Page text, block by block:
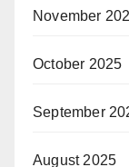
November
October 2025
September
August 2025